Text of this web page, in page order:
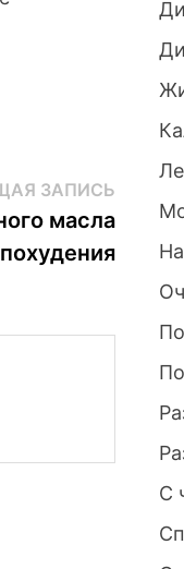
ЗАПИСЬ
запись:
масла
С